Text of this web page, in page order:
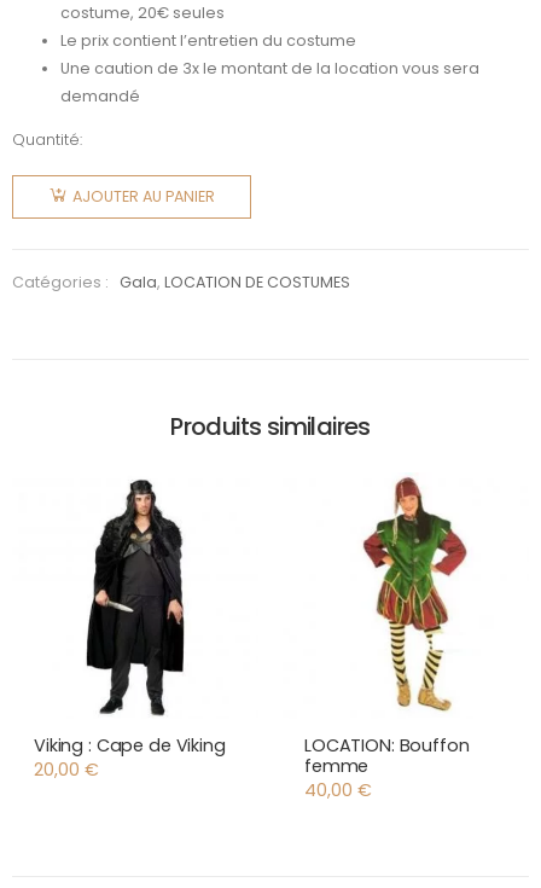
costume, 20€ seules
Le prix contient l’entretien du costume
Une caution de 3x le montant de la location vous sera
demandé
Quantité:
quantité
Costume
AJOUTER AU PANIER
Catégories : Gala,LOCATION DE COSTUMES
Produits similaires
Viking : Cape de Viking
20,00 €
LOCATION: Bouffon
femme
40,00 €